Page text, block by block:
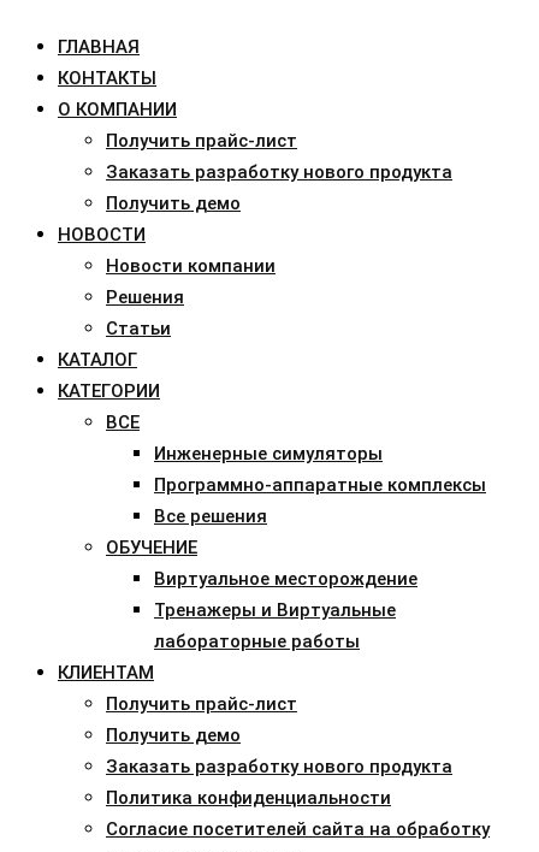
ГЛАВНАЯ
КОНТАКТЫ
О КОМПАНИИ
Получить прайс-лист
Заказать разработку нового продукта
Получить демо
НОВОСТИ
Новости компании
Решения
Статьи
КАТАЛОГ
КАТЕГОРИИ
ВСЕ
Инженерные симуляторы
Программно-аппаратные комплексы
Все решения
ОБУЧЕНИЕ
Виртуальное месторождение
Тренажеры и Виртуальные
лабораторные работы
КЛИЕНТАМ
Получить прайс-лист
Получить демо
Заказать разработку нового продукта
Политика конфиденциальности
Согласие посетителей сайта на обработку